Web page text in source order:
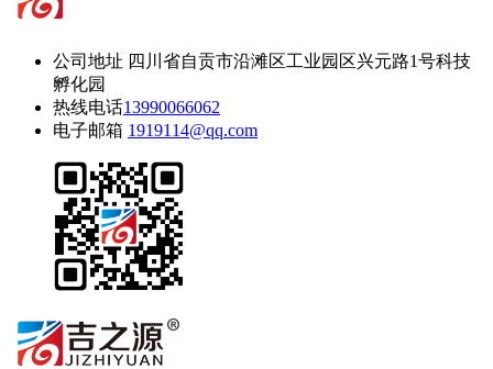
公司地址 四川省自贡市沿滩区工业园区兴元路1号科技
孵化园
热线电话13990066062
电子邮箱 1919114@qq.com